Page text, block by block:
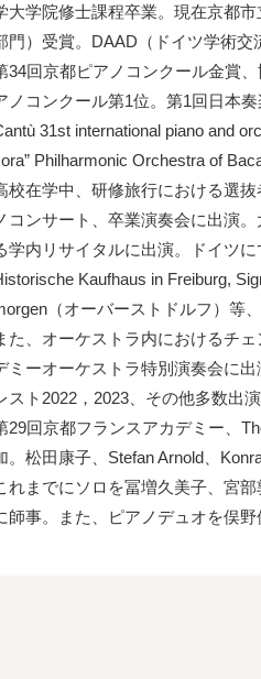
大学院修士課程卒業。現在京都
門）受賞。DAAD（ドイツ学術交
34回京都ピアノコンクール金賞
ノコンクール第1位。第1回日本
31st international piano and
Philharmonic Orchestra of
校在学中、研修旅行における選
コンサート、卒業演奏会に出演
学内リサイタルに出演。ドイツ
Kaufhaus in Freiburg,
（オーバーストドルフ）等
た、オーケストラ内におけるチ
ミーオーケストラ特別演奏会に
スト2022，2023、その他多数出演
29回京都フランスアカデミー、
。松田康子、Stefan Arnold、
れまでにソロを冨増久美子、宮
師事。また、ピアノデュオを俣